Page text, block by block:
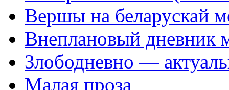
Вершы на беларускай
Внеплановый дневник
Злободневно —
Малая проза